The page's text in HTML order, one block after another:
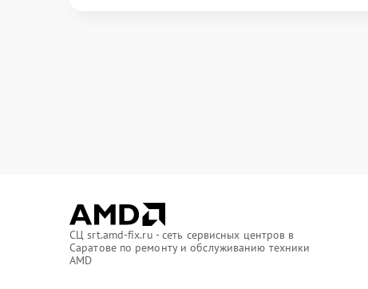
СЦ srt.amd-fix.ru - сеть сервисных центров в
Саратове по ремонту и обслуживанию техники
AMD